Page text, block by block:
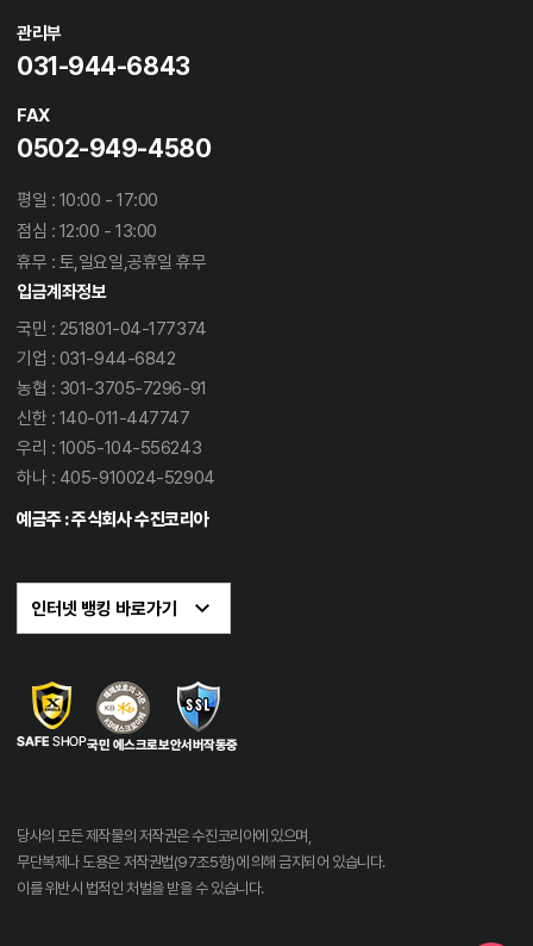
당사의 모든 제작물의 저작권은 수진코리아에 있으며,
무단복제나 도용은 저작권법(97조5항)에 의해 금지되어 있습니다.
이를 위반시 법적인 처벌을 받을 수 있습니다.
관리부
031-944-6843
FAX
0502-949-4580
평일 : 10:00 - 17:00
점심 : 12:00 - 13:00
휴무 : 토,일요일,공휴일 휴무
입금계좌정보
국민 : 251801-04-177374
기업 : 031-944-6842
농협 : 301-3705-7296-91
신한 : 140-011-447747
우리 : 1005-104-556243
하나 : 405-910024-52904
예금주 : 주식회사 수진코리아